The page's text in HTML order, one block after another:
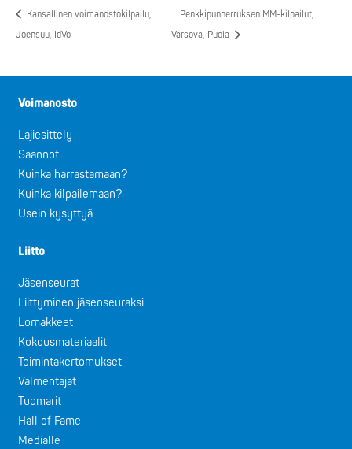
Kansallinen voimanostokilpailu,
Joensuu, IdVo
Penkkipunnerruksen MM-kilpailut,
Varsova, Puola
Voimanosto
Lajiesittely
Säännöt
Kuinka harrastamaan?
Kuinka kilpailemaan?
Usein kysyttyä
Liitto
Jäsenseurat
Liittyminen jäsenseuraksi
Lomakkeet
Kokousmateriaalit
Toimintakertomukset
Valmentajat
Tuomarit
Hall of Fame
Medialle